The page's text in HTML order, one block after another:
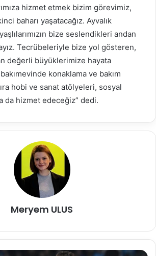
hizmet etmek bizim görevimiz,
baharı yaşatacağız. Ayvalık
bize seslendikleri andan
Tecrübeleriyle bize yol gösteren,
değerli büyüklerimize hayata
konaklama ve bakım
hobi ve sanat atölyeleri, sosyal
da hizmet edeceğiz” dedi.
Meryem ULUS